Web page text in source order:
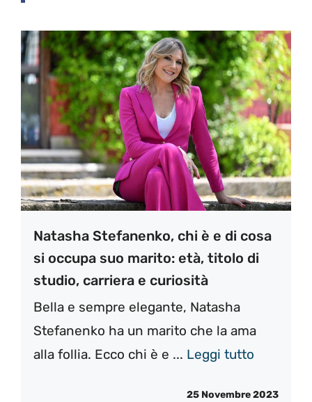
Natasha Stefanenko, chi è e di cosa
si occupa suo marito: età, titolo di
studio, carriera e curiosità
Bella e sempre elegante, Natasha
Stefanenko ha un marito che la ama
alla follia. Ecco chi è e ... Leggi tutto
25 Novembre 2023